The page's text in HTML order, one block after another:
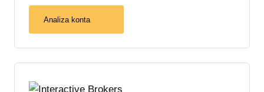
Analiza konta